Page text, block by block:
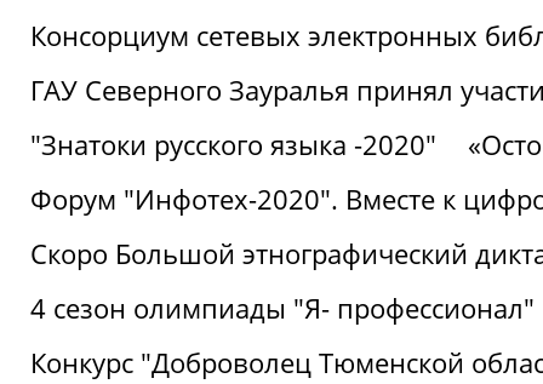
Консорциум сетевых электронных
ГАУ Северного Зауралья принял
"Знатоки русского языка -2020"
Форум "Инфотех-2020". Вместе к
Скоро Большой этнографический
4 сезон олимпиады "Я- профессионал"
Конкурс "Доброволец Тюменской